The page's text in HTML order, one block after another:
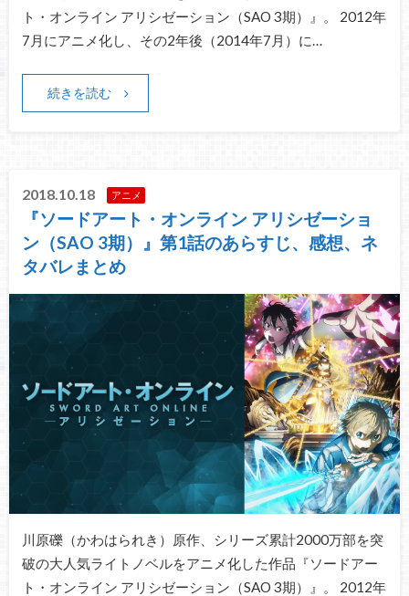
ト・オンライン アリシゼーション（SAO 3期）』。 2012年
7月にアニメ化し、その2年後（2014年7月）に…
続きを読む
2018.10.18 アニメ
『ソードアート・オンライン アリシゼーショ
ン（SAO 3期）』第1話のあらすじ、感想、ネ
タバレまとめ
川原礫（かわはられき）原作、シリーズ累計2000万部を突
破の大人気ライトノベルをアニメ化した作品『ソードアー
ト・オンライン アリシゼーション（SAO 3期）』。 2012年